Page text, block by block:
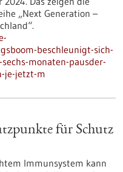
„Next Generation –
beschleunigt-sich-
monaten-pausder-
je-jetzt-m
für Schutz
Immunsystem kann